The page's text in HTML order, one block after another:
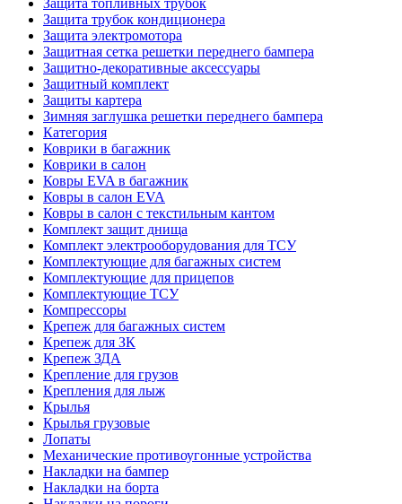
Защита топливных трубок
Защита трубок кондиционера
Защита электромотора
Защитная сетка решетки переднего бампера
Защитно-декоративные аксессуары
Защитный комплект
Защиты картера
Зимняя заглушка решетки переднего бампера
Категория
Коврики в багажник
Коврики в салон
Ковры EVA в багажник
Ковры в салон EVA
Ковры в салон с текстильным кантом
Комплект защит днища
Комплект электрооборудования для ТСУ
Комплектующие для багажных систем
Комплектующие для прицепов
Комплектующие ТСУ
Компрессоры
Крепеж для багажных систем
Крепеж для ЗК
Крепеж ЗДА
Крепление для грузов
Крепления для лыж
Крылья
Крылья грузовые
Лопаты
Механические противоугонные устройства
Накладки на бампер
Накладки на борта